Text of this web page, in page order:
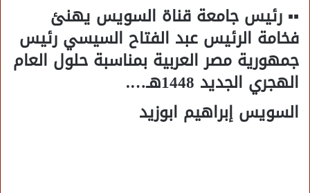
▪︎▪︎ رئيس جامعة قناة السويس يهنئ
فخامة الرئيس عبد الفتاح السيسي رئيس
جمهورية مصر العربية بمناسبة حلول العام
الهجري الجديد 1448هـ….
السويس إبراهيم ابوزيد